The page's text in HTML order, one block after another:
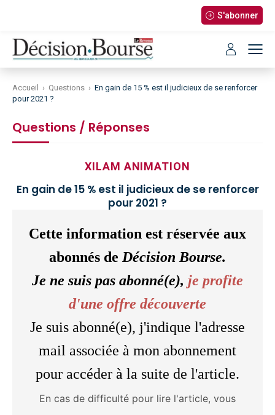
S'abonner
Accueil › Questions › En gain de 15 % est il judicieux de se renforcer
pour 2021 ?
Questions / Réponses
XILAM ANIMATION
En gain de 15 % est il judicieux de se renforcer
pour 2021 ?
Cette information est réservée aux
abonnés de Décision Bourse.
Je ne suis pas abonné(e), je profite
d'une offre découverte
Je suis abonné(e), j'indique l'adresse
mail associée à mon abonnement
pour accéder à la suite de l'article.
En cas de difficulté pour lire l'article, vous